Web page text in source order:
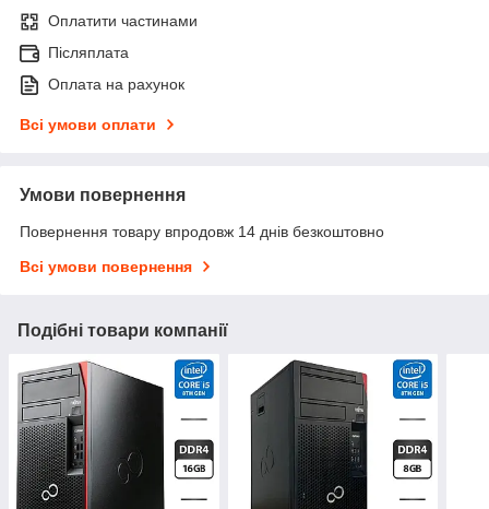
Оплатити частинами
Післяплата
Оплата на рахунок
Всі умови оплати
Умови повернення
Повернення товару впродовж 14 днів безкоштовно
Всі умови повернення
Подібні товари компанії